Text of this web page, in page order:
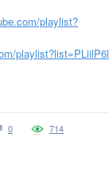
playlist?
0 714